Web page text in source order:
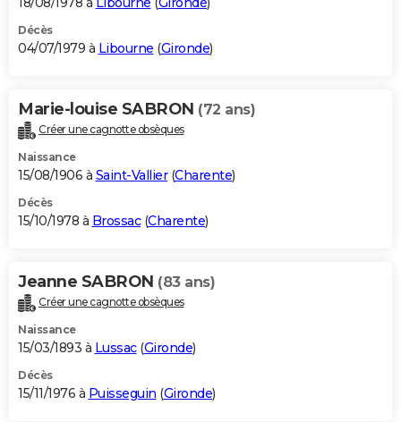
Décès
04/07/1979 à Libourne (Gironde)
Marie-louise SABRON (72 ans)
Créer une cagnotte obsèques
Naissance
15/08/1906 à Saint-Vallier(Charente)
Décès
15/10/1978 à Brossac(Charente)
Jeanne SABRON (83 ans)
Créer une cagnotte obsèques
Naissance
15/03/1893 à Lussac(Gironde)
Décès
15/11/1976 à Puisseguin (Gironde)